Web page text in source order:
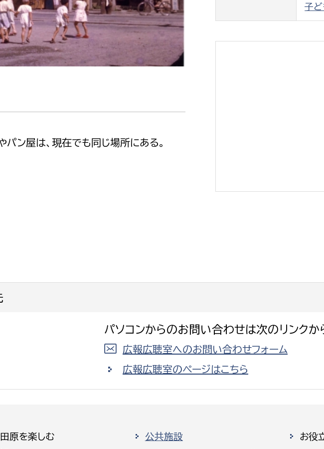
市議会
理者 市立総合医療センター
患者サポートセンター
病院管理局：経営管理課
消
ン屋は、現在でも同じ場所にある。
子ど
パソコンからのお問い合わせは次のリンクか
広報広聴室へのお問い合わせフォーム
広報広聴室のページはこちら
原を楽しむ
公共施設
お役